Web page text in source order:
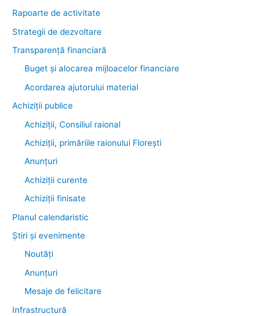
Rapoarte de activitate
Strategii de dezvoltare
Transparenţă financiară
Buget și alocarea mijloacelor financiare
Acordarea ajutorului material
Achiziţii publice
Achiziții, Consiliul raional
Achiziții, primăriile raionului Florești
Anunțuri
Achiziții curente
Achiziții finisate
Planul calendaristic
Știri şi evenimente
Noutăţi
Anunţuri
Mesaje de felicitare
Infrastructură